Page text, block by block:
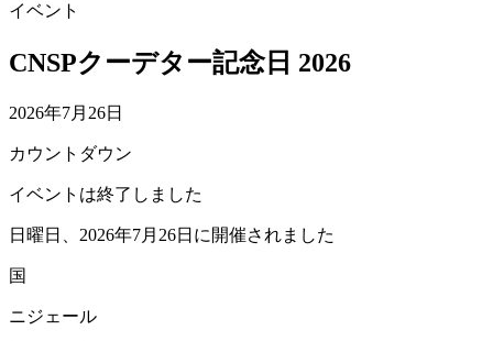
イベント
CNSPクーデター記念日 2026
2026年7月26日
カウントダウン
イベントは終了しました
日曜日、2026年7月26日に開催されました
国
ニジェール